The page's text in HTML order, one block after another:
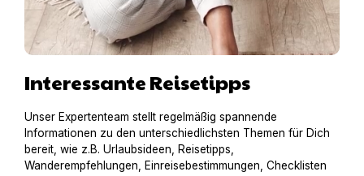
Interessante Reisetipps
Unser Expertenteam stellt regelmäßig spannende
Informationen zu den unterschiedlichsten Themen für Dich
bereit, wie z.B. Urlaubsideen, Reisetipps,
Wanderempfehlungen, Einreisebestimmungen, Checklisten